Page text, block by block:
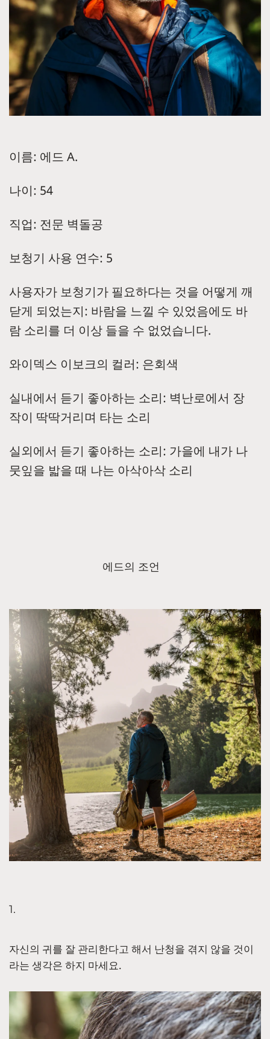
이름: 에드 A.
나이: 54
직업: 전문 벽돌공
보청기 사용 연수: 5
사용자가 보청기가 필요하다는 것을 어떻게 깨
닫게 되었는지: 바람을 느낄 수 있었음에도 바
람 소리를 더 이상 들을 수 없었습니다.
와이덱스 이보크의 컬러: 은회색
실내에서 듣기 좋아하는 소리: 벽난로에서 장
작이 딱딱거리며 타는 소리
실외에서 듣기 좋아하는 소리: 가을에 내가 나
뭇잎을 밟을 때 나는 아삭아삭 소리
에드의 조언
1.
자신의 귀를 잘 관리한다고 해서 난청을 겪지 않을 것이
라는 생각은 하지 마세요.